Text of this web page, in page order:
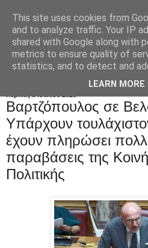
Βαρτζόπουλος σε
Υπάρχουν
έχουν πληρώσει
παραβάσεις της
Πολιτικής
This site uses cookies from
and to analyze traffic. Your IP
shared with Google along with
metrics to ensure quality of
statistics, and to detect and
LEARN MORE